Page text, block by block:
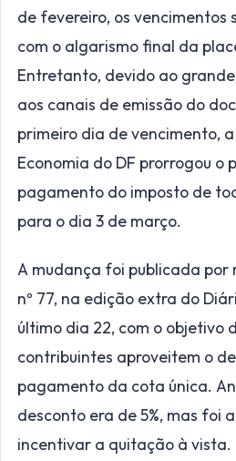
de fevereiro, os vencimentos
com o algarismo final da
Entretanto, devido ao
aos canais de emissão do
primeiro dia de vencimento,
Economia do DF prorrogou o
pagamento do imposto de
para o dia 3 de março.
A mudança foi publicada por
nº 77, na edição extra do
último dia 22, com o objetivo
contribuintes aproveitem o
pagamento da cota única.
desconto era de 5%, mas foi
incentivar a quitação à vista.